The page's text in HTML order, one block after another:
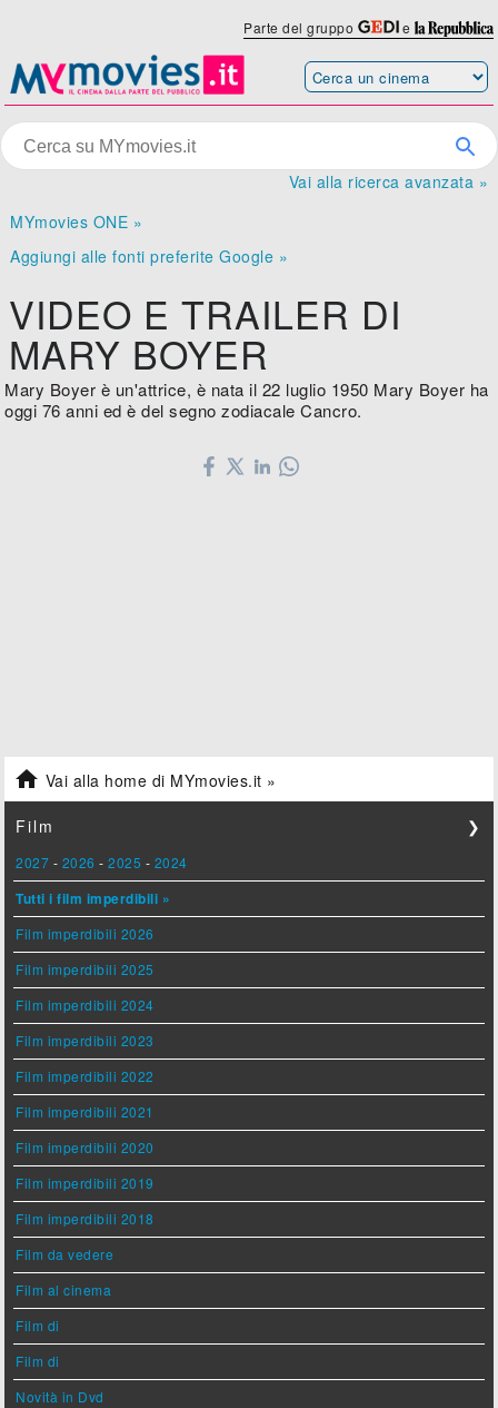
Parte del gruppo e
Vai alla ricerca avanzata »
MYmovies ONE »
Aggiungi alle fonti preferite Google »
VIDEO E TRAILER DI
MARY BOYER
Mary Boyer è un'attrice, è nata il 22 luglio 1950 Mary Boyer ha
oggi 76 anni ed è del segno zodiacale Cancro.
 Vai alla home di MYmovies.it »
Film ❯
2027 - 2026 -2025 - 2024
Tutti i film imperdibili »
Film imperdibili 2026
Film imperdibili 2025
Film imperdibili 2024
Film imperdibili 2023
Film imperdibili 2022
Film imperdibili 2021
Film imperdibili 2020
Film imperdibili 2019
Film imperdibili 2018
Film da vedere
Film al cinema
Film di
Film di
Novità in Dvd